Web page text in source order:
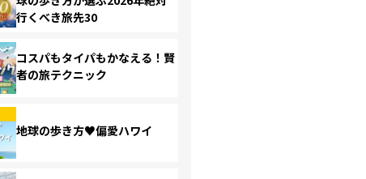
行くべき旅先30
コスパもタイパもかなえる！賢
者の旅テクニック
地球の歩き方♥偏愛ハワイ